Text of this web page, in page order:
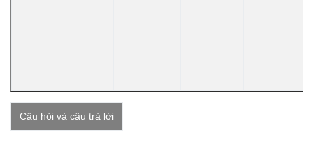
Câu hỏi và câu trả lời